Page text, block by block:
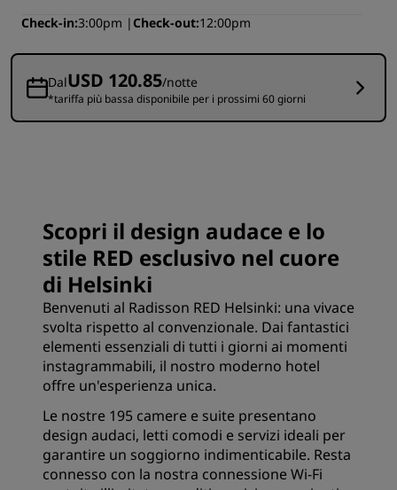
Check-in 3:00pm Check-out 12:00pm
DalUSD 120.85/notte
*tariffa più bassa disponibile per i prossimi 60 giorni
Scopri il design audace e lo
stile RED esclusivo nel cuore
di Helsinki
Benvenuti al Radisson RED Helsinki: una vivace
svolta rispetto al convenzionale. Dai fantastici
elementi essenziali di tutti i giorni ai momenti
instagrammabili, il nostro moderno hotel
offre un'esperienza unica.
Le nostre 195 camere e suite presentano
design audaci, letti comodi e servizi ideali per
garantire un soggiorno indimenticabile. Resta
connesso con la nostra connessione Wi-Fi